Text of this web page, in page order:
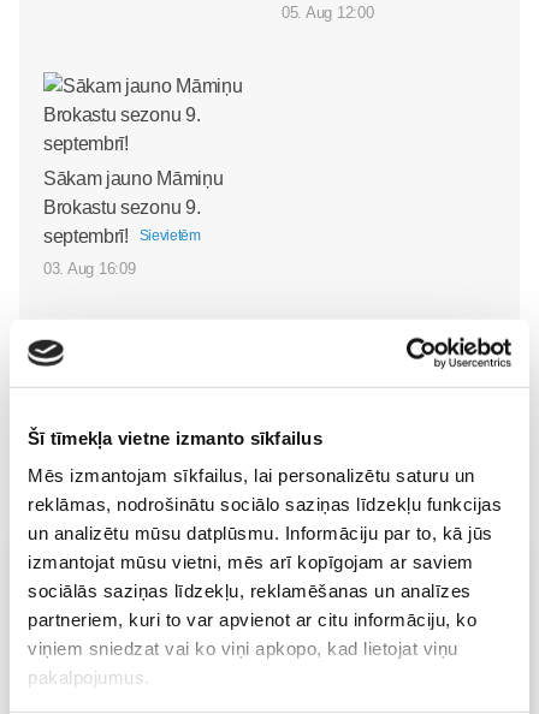
Šī tīmekļa vietne izmanto sīkfailus
Mēs izmantojam sīkfailus, lai personalizētu saturu un
reklāmas, nodrošinātu sociālo saziņas līdzekļu funkcijas
un analizētu mūsu datplūsmu. Informāciju par to, kā jūs
izmantojat mūsu vietni, mēs arī kopīgojam ar saviem
sociālās saziņas līdzekļu, reklamēšanas un analīzes
partneriem, kuri to var apvienot ar citu informāciju, ko
viņiem sniedzat vai ko viņi apkopo, kad lietojat viņu
pakalpojumus.
05. Aug 12:00
Sākam jauno Māmiņu
Brokastu sezonu 9.
septembrī!
Sievietēm
03. Aug 16:09
Vecāku skola
Grūtnieču masāža, pēcdzemdību masāža, ķermeņa
masāža Māmiņu klubā pie masāžas speciālistes Olgas
Gerasimenko
Ķermeņa masāža